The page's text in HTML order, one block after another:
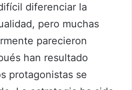
diferenciar la
pero muchas
parecieron
han resultado
protagonistas se